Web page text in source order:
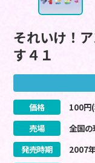
それいけ！
す４１
価格 100円
売場
全国の
発売時期
2007